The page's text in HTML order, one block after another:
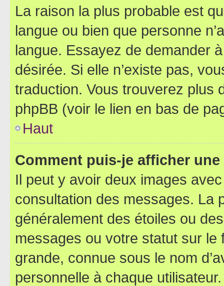
La raison la plus probable est
langue ou bien que personne
langue. Essayez de demander
désirée. Si elle n’existe pas,
traduction. Vous trouverez plus
phpBB (voir le lien en bas de
Haut
Comment puis-je afficher
Il peut y avoir deux images
consultation des messages. La
généralement des étoiles ou
messages ou votre statut sur
grande, connue sous le nom
personnelle à chaque utilisateur.